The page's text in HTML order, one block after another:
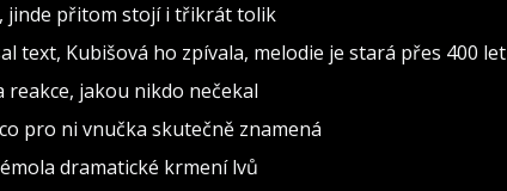
jinde přitom stojí i třikrát tolik
text, Kubišová ho zpívala, melodie je stará přes 400 let
reakce, jakou nikdo nečekal
pro ni vnučka skutečně znamená
dramatické krmení lvů